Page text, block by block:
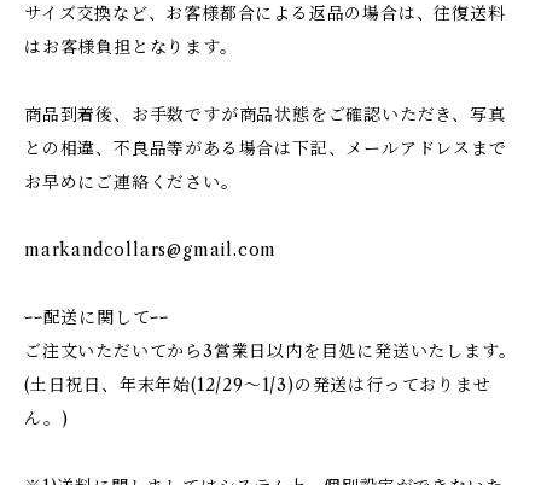
サイズ交換など、お客様都合による返品の場合は、往復送料
はお客様負担となります。
商品到着後、お手数ですが商品状態をご確認いただき、写真
との相違、不良品等がある場合は下記、メールアドレスまで
お早めにご連絡ください。
markandcollars@gmail.com
ｰｰ配送に関してｰｰ
ご注文いただいてから3営業日以内を目処に発送いたします。
(土日祝日、年末年始(12/29〜1/3)の発送は行っておりませ
ん。)